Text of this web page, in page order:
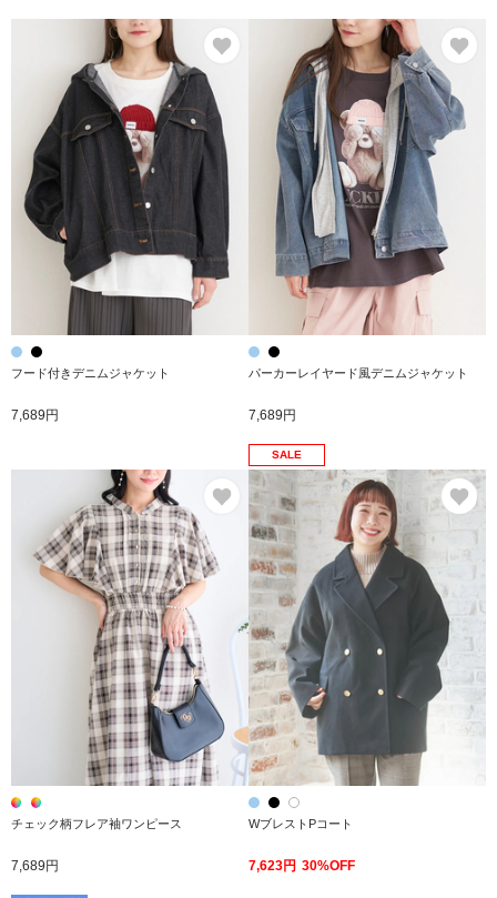
フード付きデニムジャケット
7,689円
パーカーレイヤード風デニムジャケット
7,689円
お気に入り
チェック柄フレア袖ワンピース
7,689円
SALE
お
WブレストPコート
7,623円 30%OFF